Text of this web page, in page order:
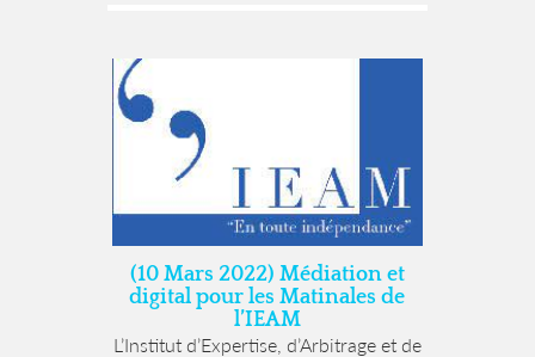
(10 Mars 2022) Médiation et
digital pour les Matinales de
l’IEAM
L’Institut d’Expertise, d’Arbitrage et de